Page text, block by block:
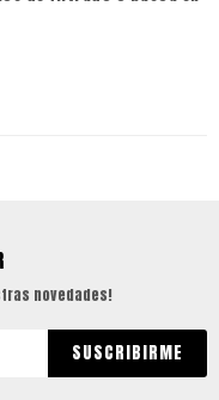
novedades!
SUSCRIBIRME